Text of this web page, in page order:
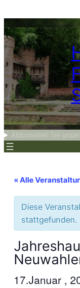
Abbonieren Sie
« Alle
Diese
stattgefunden.
17.Januar ,